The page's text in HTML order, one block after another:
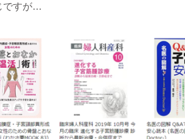
ですが…